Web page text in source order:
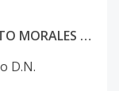
VENDO APARTAMENTO EN EVARISTO MORALES AIRBNB FRIENDLY
D.N.